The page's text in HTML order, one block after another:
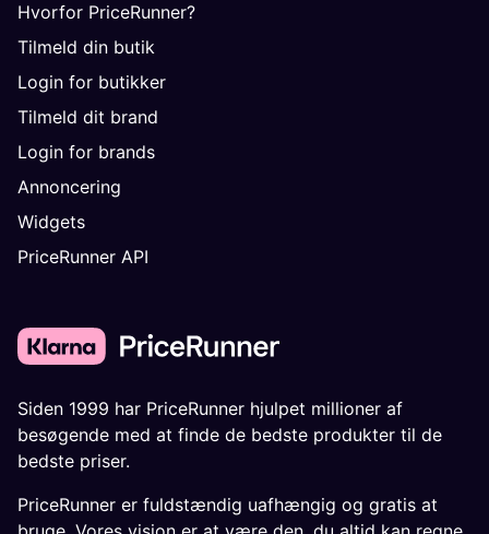
Hvorfor PriceRunner?
Tilmeld din butik
Login for butikker
Tilmeld dit brand
Login for brands
Annoncering
Widgets
PriceRunner API
Siden 1999 har PriceRunner hjulpet millioner af
besøgende med at finde de bedste produkter til de
bedste priser.
PriceRunner er fuldstændig uafhængig og gratis at